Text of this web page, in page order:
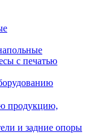
с печатью
продукцию,
и задние опоры